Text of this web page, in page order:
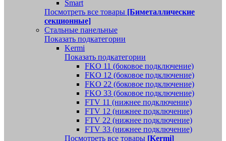
Smart
Посмотреть все товары [Биметаллические
секционные]
Стальные панельные
Показать подкатегории
Kermi
Показать подкатегории
FKO 11 (боковое подключение)
FKO 12 (боковое подключение)
FKO 22 (боковое подключение)
FKO 33 (боковое подключение)
FTV 11 (нижнее подключение)
FTV 12 (нижнее подключение)
FTV 22 (нижнее подключение)
FTV 33 (нижнее подключение)
Посмотреть все товары [Kermi]